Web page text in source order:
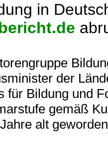
in
der
für Bildung und
gemäß
alt